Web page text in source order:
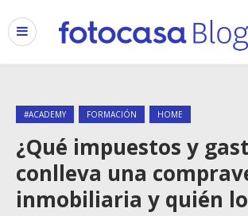
#ACADEMY FORMACIÓN HOME
¿Qué impuestos y
conlleva una
inmobiliaria y quién